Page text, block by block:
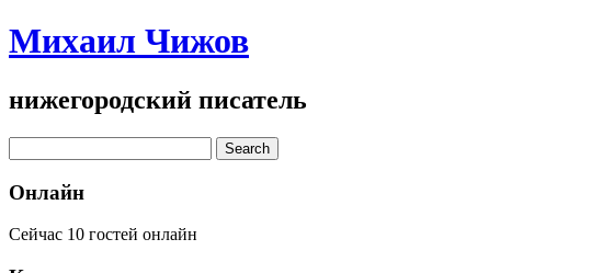
Михаил Чижов
нижегородский писатель
Онлайн
Сейчас 10 гостей онлайн